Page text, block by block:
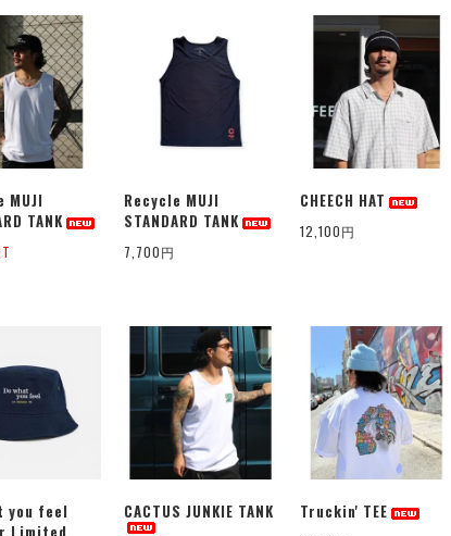
MUJI
TANK
Recycle MUJI
STANDARD TANK
7,700円
CHEECH HAT
12,100円
you feel
CACTUS JUNKIE TANK Truckin' TEE